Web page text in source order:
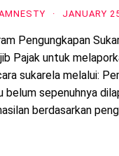
· JANUARY
Pengungkapan
Pajak untuk
sukarela melalui:
sepenuhnya
berdasarkan